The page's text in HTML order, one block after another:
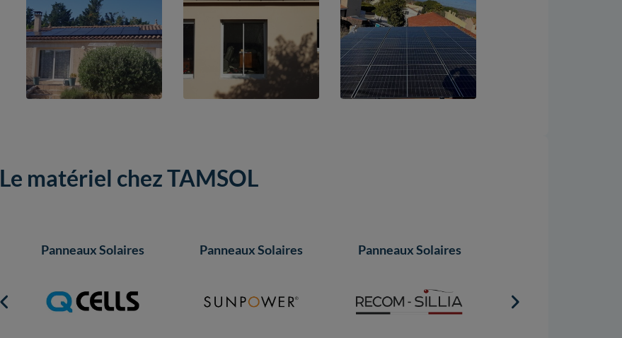
Le matériel chez TAMSOL
Panneaux Solaires Panneaux Solaires Panneaux Solaires